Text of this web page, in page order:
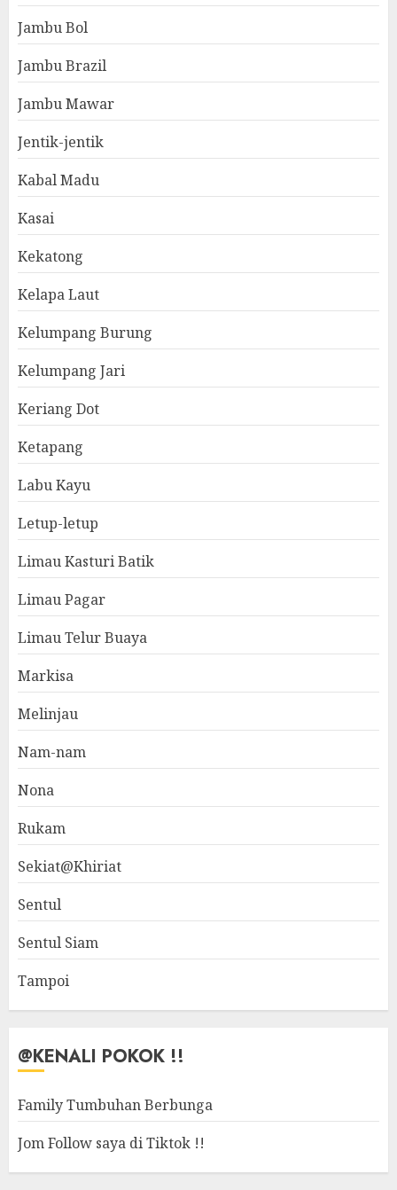
Jambu Bol
Jambu Brazil
Jambu Mawar
Jentik-jentik
Kabal Madu
Kasai
Kekatong
Kelapa Laut
Kelumpang Burung
Kelumpang Jari
Keriang Dot
Ketapang
Labu Kayu
Letup-letup
Limau Kasturi Batik
Limau Pagar
Limau Telur Buaya
Markisa
Melinjau
Nam-nam
Nona
Rukam
Sekiat@Khiriat
Sentul
Sentul Siam
Tampoi
@KENALI POKOK !!
Family Tumbuhan Berbunga
Jom Follow saya di Tiktok !!